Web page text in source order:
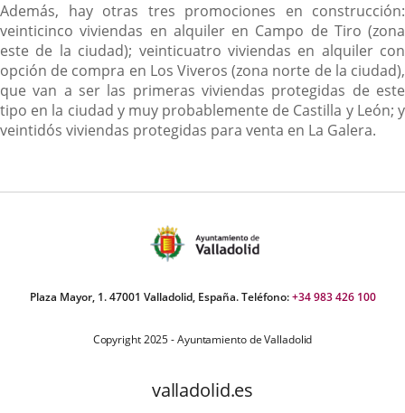
Además, hay otras tres promociones en construcción:
veinticinco viviendas en alquiler en Campo de Tiro (zona
este de la ciudad); veinticuatro viviendas en alquiler con
opción de compra en Los Viveros (zona norte de la ciudad),
que van a ser las primeras viviendas protegidas de este
tipo en la ciudad y muy probablemente de Castilla y León; y
veintidós viviendas protegidas para venta en La Galera.
Plaza Mayor, 1. 47001 Valladolid, España. Teléfono:+34 983 426 100
Copyright 2025 - Ayuntamiento de Valladolid
valladolid.es